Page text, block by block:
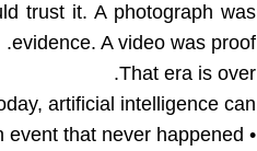
trust it. A photograph was
evidence. A video was proof.
That era is over.
artificial intelligence can:
• Generate a photograph of an event that never happened